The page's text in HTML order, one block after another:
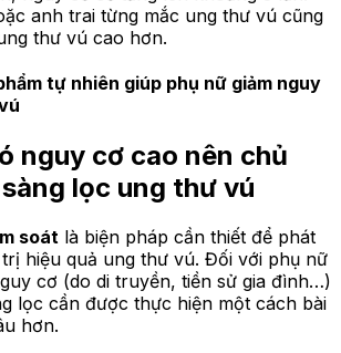
anh trai từng mắc ung thư vú cũng
thư vú cao hơn.
tự nhiên giúp phụ nữ giảm nguy
nguy cơ cao nên chủ
lọc ung thư vú
soát là biện pháp cần thiết để phát
hiệu quả ung thư vú. Đối với phụ nữ
cơ (do di truyền, tiền sử gia đình…)
lọc cần được thực hiện một cách bài
hơn.